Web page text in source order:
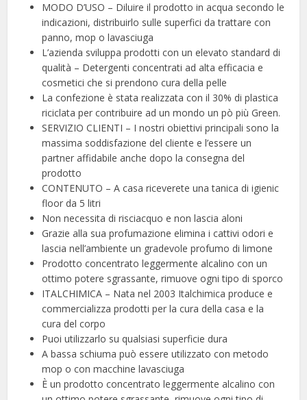
MODO D’USO – Diluire il prodotto in acqua secondo le
indicazioni, distribuirlo sulle superfici da trattare con
panno, mop o lavasciuga
L’azienda sviluppa prodotti con un elevato standard di
qualità – Detergenti concentrati ad alta efficacia e
cosmetici che si prendono cura della pelle
La confezione è stata realizzata con il 30% di plastica
riciclata per contribuire ad un mondo un pò più Green.
SERVIZIO CLIENTI – I nostri obiettivi principali sono la
massima soddisfazione del cliente e l’essere un
partner affidabile anche dopo la consegna del
prodotto
CONTENUTO – A casa riceverete una tanica di igienic
floor da 5 litri
Non necessita di risciacquo e non lascia aloni
Grazie alla sua profumazione elimina i cattivi odori e
lascia nell’ambiente un gradevole profumo di limone
Prodotto concentrato leggermente alcalino con un
ottimo potere sgrassante, rimuove ogni tipo di sporco
ITALCHIMICA – Nata nel 2003 Italchimica produce e
commercializza prodotti per la cura della casa e la
cura del corpo
Puoi utilizzarlo su qualsiasi superficie dura
A bassa schiuma può essere utilizzato con metodo
mop o con macchine lavasciuga
È un prodotto concentrato leggermente alcalino con